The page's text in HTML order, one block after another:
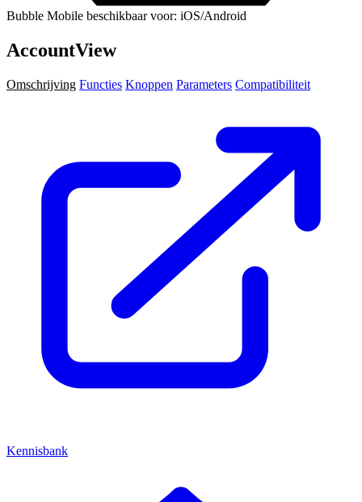
Bubble Mobile beschikbaar voor: iOS/Android
AccountView
Omschrijving Functies Knoppen Parameters Compatibiliteit
Kennisbank